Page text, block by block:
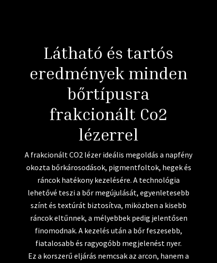
Látható és tartós
eredmények minden
bőrtípusra
frakcionált Co2
lézerrel
A frakcionált CO2 lézer ideális megoldás a napfény
okozta bőrkárosodások, pigmentfoltok, hegek és
ráncok hatékony kezelésére. A technológia
lehetővé teszi a bőr megújulását, egyenletesebb
színt és textúrát biztosítva, miközben a kisebb
ráncok eltűnnek, a mélyebbek pedig jelentősen
finomodnak. A kezelés után a bőr feszesebb,
fiatalosabb és ragyogóbb megjelenést nyer.
Ez a korszerű eljárás nemcsak az arcon, hanem a